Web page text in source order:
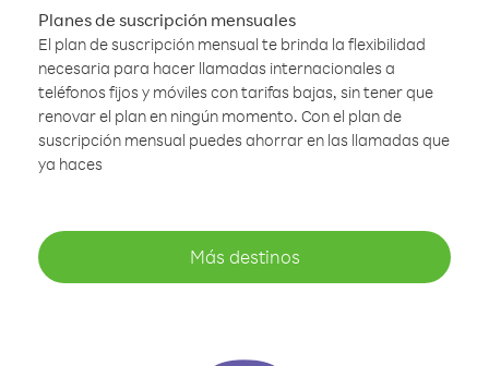
Planes de suscripción mensuales
El plan de suscripción mensual te brinda la flexibilidad
necesaria para hacer llamadas internacionales a
teléfonos fijos y móviles con tarifas bajas, sin tener que
renovar el plan en ningún momento. Con el plan de
suscripción mensual puedes ahorrar en las llamadas que
ya haces
Más destinos